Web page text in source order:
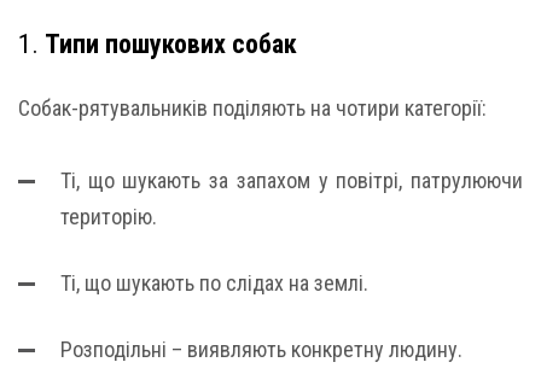
1. Типи пошукових собак
Собак-рятувальників поділяють на чотири категорії:
Ті, що шукають за запахом у повітрі, патрулюючи
територію.
Ті, що шукають по слідах на землі.
Розподільні – виявляють конкретну людину.